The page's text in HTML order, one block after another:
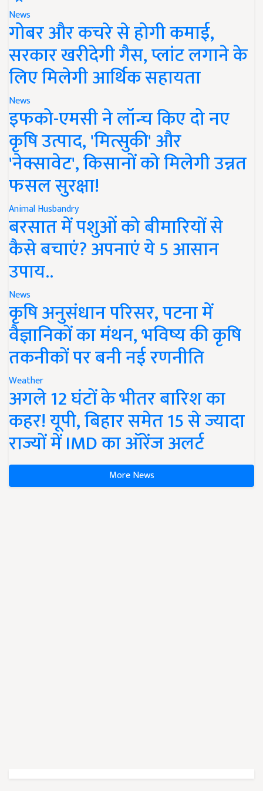
News
गोबर और कचरे से होगी कमाई,
सरकार खरीदेगी गैस, प्लांट लगाने के
लिए मिलेगी आर्थिक सहायता
News
इफको-एमसी ने लॉन्च किए दो नए
कृषि उत्पाद, 'मित्सुकी' और
'नेक्सावेट', किसानों को मिलेगी उन्नत
फसल सुरक्षा!
Animal Husbandry
बरसात में पशुओं को बीमारियों से
कैसे बचाएं? अपनाएं ये 5 आसान
उपाय..
News
कृषि अनुसंधान परिसर, पटना में
वैज्ञानिकों का मंथन, भविष्य की कृषि
तकनीकों पर बनी नई रणनीति
Weather
अगले 12 घंटों के भीतर बारिश का
कहर! यूपी, बिहार समेत 15 से ज्यादा
राज्यों में IMD का ऑरेंज अलर्ट
More News